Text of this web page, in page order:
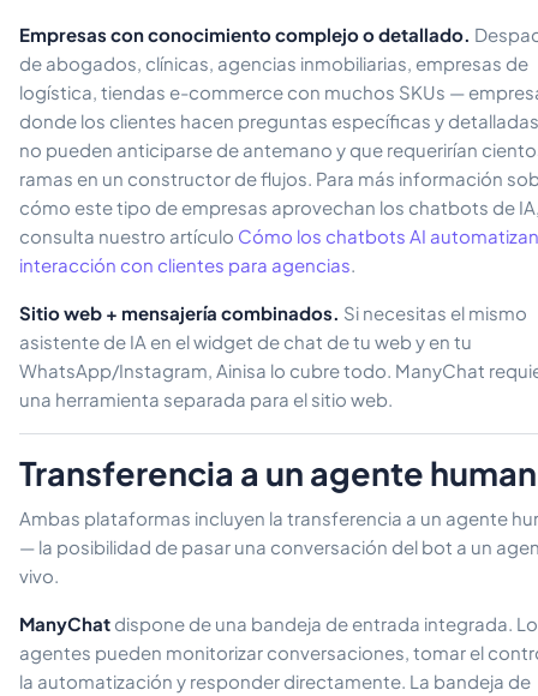
Empresas con conocimiento complejo o detallado.
de abogados, clínicas, agencias inmobiliarias, empresas de
logística, tiendas e-commerce con muchos SKUs —
donde los clientes hacen preguntas específicas y
no pueden anticiparse de antemano y que requerirían
ramas en un constructor de flujos. Para más información
cómo este tipo de empresas aprovechan los chatbots de
consulta nuestro artículo Cómo los chatbots AI
interacción con clientes para agencias.
Sitio web + mensajería combinados. Si necesitas el mismo
asistente de IA en el widget de chat de tu web y en tu
WhatsApp/Instagram, Ainisa lo cubre todo. ManyChat
una herramienta separada para el sitio web.
Transferencia a un agente
Ambas plataformas incluyen la transferencia a un agente
— la posibilidad de pasar una conversación del bot a un
vivo.
ManyChat dispone de una bandeja de entrada integrada.
agentes pueden monitorizar conversaciones, tomar el
la automatización y responder directamente. La bandeja de